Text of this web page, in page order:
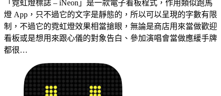
「霓虹燈標誌 – iNeon」是一款電子看板程式，作用類似跑馬
燈 App，只不過它的文字是靜態的，所以可以呈現的字數有限
制，不過它的霓虹燈效果相當搶眼，無論是商店用來當做歡迎
看板或是想用來跟心儀的對象告白、參加演唱會當做應緩手牌
都很…